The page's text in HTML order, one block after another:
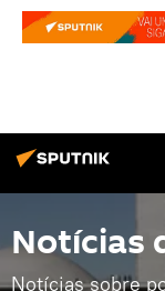
Notícias
Notícias sobre